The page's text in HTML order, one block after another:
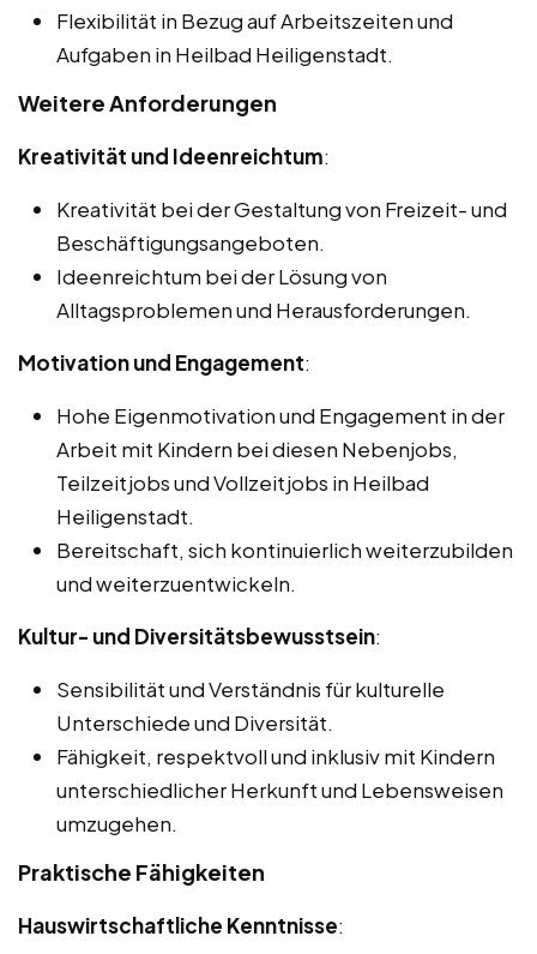
Flexibilität in Bezug auf Arbeitszeiten und
Aufgaben in Heilbad Heiligenstadt.
Weitere Anforderungen
Kreativität und Ideenreichtum:
Kreativität bei der Gestaltung von Freizeit- und
Beschäftigungsangeboten.
Ideenreichtum bei der Lösung von
Alltagsproblemen und Herausforderungen.
Motivation und Engagement:
Hohe Eigenmotivation und Engagement in der
Arbeit mit Kindern bei diesen Nebenjobs,
Teilzeitjobs und Vollzeitjobs in Heilbad
Heiligenstadt.
Bereitschaft, sich kontinuierlich weiterzubilden
und weiterzuentwickeln.
Kultur- und Diversitätsbewusstsein:
Sensibilität und Verständnis für kulturelle
Unterschiede und Diversität.
Fähigkeit, respektvoll und inklusiv mit Kindern
unterschiedlicher Herkunft und Lebensweisen
umzugehen.
Praktische Fähigkeiten
Hauswirtschaftliche Kenntnisse: